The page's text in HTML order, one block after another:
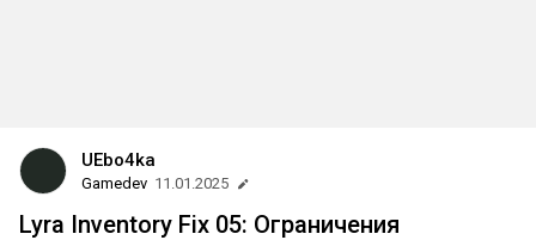
UEbo4ka
Gamedev 11.01.2025
Lyra Inventory Fix 05: Ограничения